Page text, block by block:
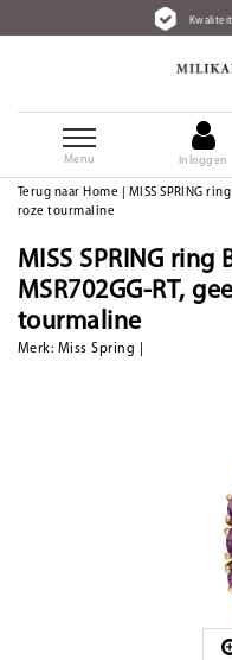
Kwaliteits sieraden en
Menu Inloggen
Terug naar Home
MISS SPRING
roze tourmaline
MISS SPRING ring
MSR702GG-RT,
tourmaline
Merk: Miss Spring